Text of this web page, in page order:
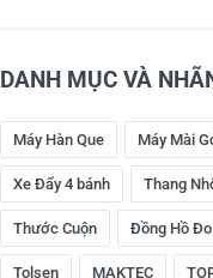
DANH MỤC VÀ
Máy Hàn Que Máy Mài
Xe Đẩy 4 bánh Thang
Thước Cuộn Đồng Hồ
Tolsen MAKTEC